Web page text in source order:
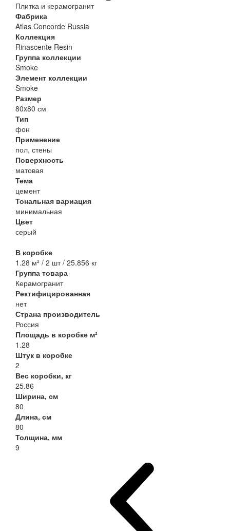
Плитка и керамогранит
Фабрика
Atlas Concorde Russia
Коллекция
Rinascente Resin
Группа коллекции
Smoke
Элемент коллекции
Smoke
Размер
80x80 см
Тип
фон
Применение
пол, стены
Поверхность
матовая
Тема
цемент
Тональная вариация
минимальная
Цвет
серый
В коробке
1.28 м² / 2 шт / 25.856 кг
Группа товара
Керамогранит
Ректифицированная
нет
Страна производитель
Россия
Площадь в коробке м²
1.28
Штук в коробке
2
Вес коробки, кг
25.86
Ширина, см
80
Длина, см
80
Толщина, мм
9